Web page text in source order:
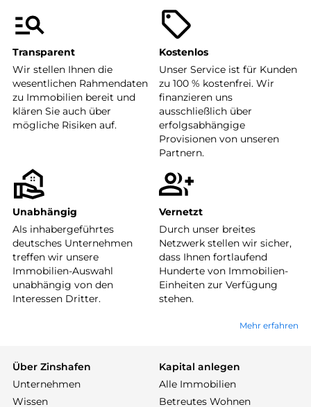
Transparent
Wir stellen Ihnen die
wesentlichen Rahmendaten
zu Immobilien bereit und
klären Sie auch über
mögliche Risiken auf.
Kostenlos
Unser Service ist für Kunden
zu 100 % kostenfrei. Wir
finanzieren uns
ausschließlich über
erfolgsabhängige
Provisionen von unseren
Partnern.
Unabhängig
Als inhabergeführtes
deutsches Unternehmen
treffen wir unsere
Immobilien-Auswahl
unabhängig von den
Interessen Dritter.
Vernetzt
Durch unser breites
Netzwerk stellen wir sicher,
dass Ihnen fortlaufend
Hunderte von Immobilien-
Einheiten zur Verfügung
stehen.
Mehr erfahren
Über Zinshafen
Unternehmen
Wissen
Kapital anlegen
Alle Immobilien
Betreutes Wohnen